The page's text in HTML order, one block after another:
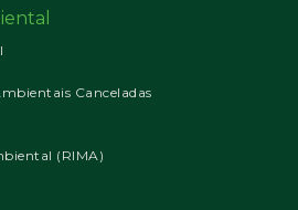
Canceladas
(RIMA)